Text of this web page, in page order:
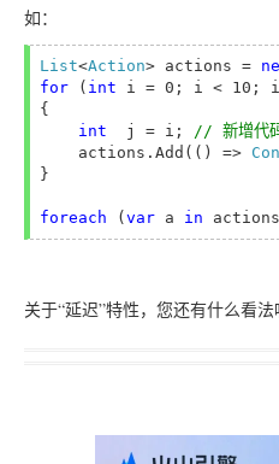
如：
List<Action> actions =
for
( int i = 0; i < 10;
{
int
j = i; // 新增代
    actions.Add(() =>
}
foreach ( var a in
关于“延迟”特性，您还有什么看法